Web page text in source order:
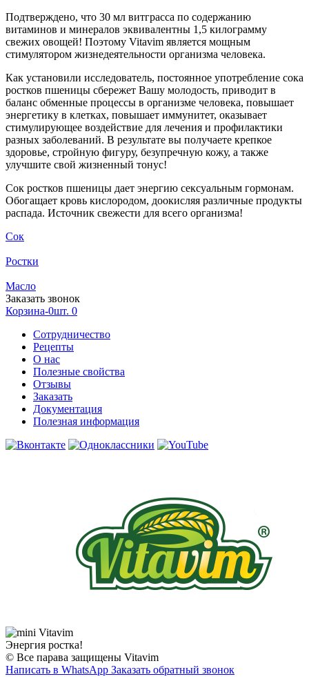
Подтверждено, что 30 мл витграсса по содержанию
витаминов и минералов эквивалентны 1,5 килограмму
свежих овощей! Поэтому Vitavim является мощным
стимулятором жизнедеятельности организма человека.
Как установили исследователь, постоянное употребление сока
ростков пшеницы сбережет Вашу молодость, приводит в
баланс обменные процессы в организме человека, повышает
энергетику в клетках, повышает иммунитет, оказывает
стимулирующее воздействие для лечения и профилактики
разных заболеваний. В результате вы получаете крепкое
здоровье, стройную фигуру, безупречную кожу, а также
улучшите свой жизненный тонус!
Сок ростков пшеницы дает энергию сексуальным гормонам.
Обогащает кровь кислородом, доокисляя различные продукты
распада. Источник свежести для всего организма!
Сок
Ростки
Масло
Заказать звонок
Корзина-0шт. 0
Сотрудничество
Рецепты
О нас
Полезные свойства
Отзывы
Заказать
Документация
Полезная информация
Энергия ростка!
© Все парава защищены Vitavim
Написать в WhatsApp Заказать обратный звонок